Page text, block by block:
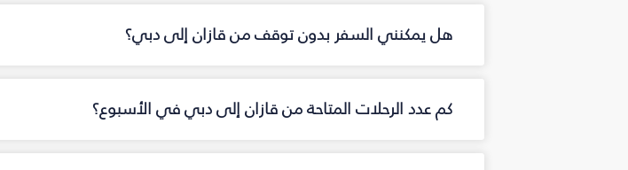
هل يمكنني السفر بدون توقف من قازان إلى دبي؟
كم عدد الرحلات المتاحة من قازان إلى دبي في الأسبوع؟